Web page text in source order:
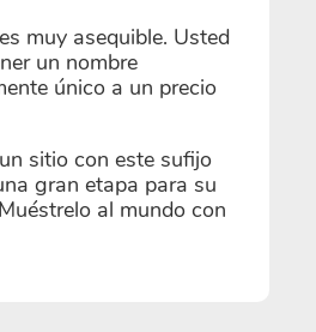
muy asequible. Usted
un nombre
único a un precio
sitio con este sufijo
gran etapa para su
al mundo con